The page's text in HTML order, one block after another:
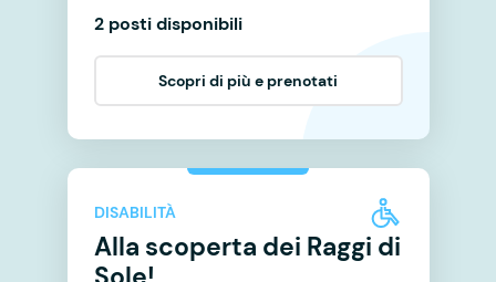
2 posti disponibili
Scopri di più e prenotati
DISABILITÀ
Alla scoperta dei Raggi di